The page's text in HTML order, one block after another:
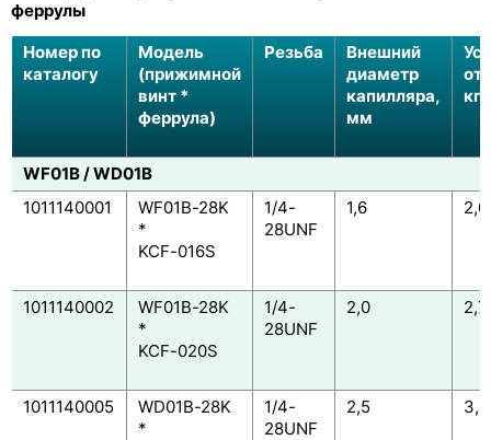
феррулы
Номер по
каталогу
Модель
(прижимной
винт *
феррула)
Резьба
Внешний
диаметр
капилляра,
мм
кгс
WF01B / WD01B
1011140001
WF01B-28K
*
KCF-016S
1/4-
28UNF
1,6
1011140002
WF01B-28K
*
KCF-020S
1/4-
28UNF
2,0
1011140005
WD01B-28K
*
1/4-
28UNF
2,5